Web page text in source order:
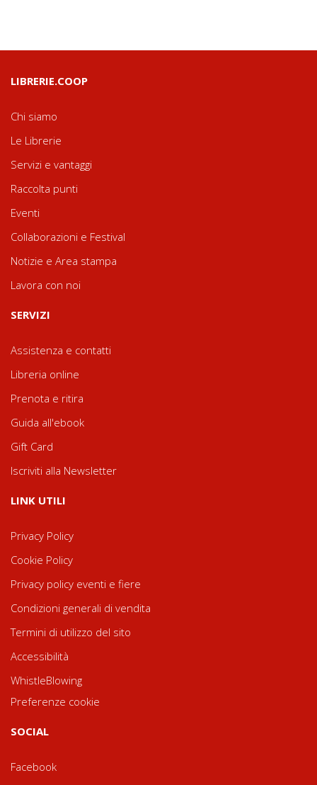
LIBRERIE.COOP
Chi siamo
Le Librerie
Servizi e vantaggi
Raccolta punti
Eventi
Collaborazioni e Festival
Notizie e Area stampa
Lavora con noi
SERVIZI
Assistenza e contatti
Libreria online
Prenota e ritira
Guida all'ebook
Gift Card
Iscriviti alla Newsletter
LINK UTILI
Privacy Policy
Cookie Policy
Privacy policy eventi e fiere
Condizioni generali di vendita
Termini di utilizzo del sito
Accessibilità
WhistleBlowing
Preferenze cookie
SOCIAL
Facebook